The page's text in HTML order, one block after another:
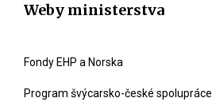
Weby ministerstva
Fondy EHP a Norska
Program švýcarsko-české spolupráce